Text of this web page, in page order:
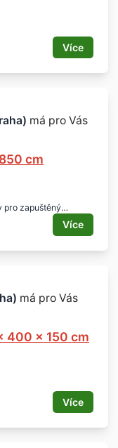
Více
má pro Vás
cm
pro zapuštěný
Více
má pro Vás
400 x 150 cm
Více